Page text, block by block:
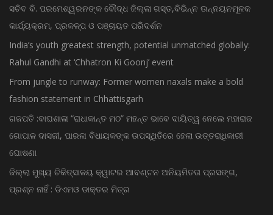
ସଚିବ ବି. ପରମେଶ୍ୱରନଙ୍କ ବୌଦ୍ଧ ଜିଲ୍ଲା ଗସ୍ତ,ବିଭିନ୍ନ ଉନ୍ନୟନମୂଳକ
କାର୍ଯ୍ୟକ୍ରମ, ପ୍ରକଳ୍ପ ଓ ପଞ୍ଚାୟତ ପରିଦର୍ଶନ
India’s youth greatest strength, potential unmatched globally:
Rahul Gandhi at ‘Chhatron Ki Goonj’ event
From jungle to runway: Former women naxals make a bold
fashion statement in Chhattisgarh
ଗଜପତି :ବାଘଶାଳା “ରାଧାକାନ୍ତ ମଠ” ମହନ୍ତ ଭାବେ ଦାୟିତ୍ୱ ନେଲେ ମହାରାଜ
ଗୋପାଳ ଦାସଜୀ, ପାରଳା ବିଧାୟକଙ୍କ ଉପସ୍ଥିତିରେ ହେଲା ଉତ୍ତରାଧିକାରୀ
ଘୋଷଣା
ଜିଲ୍ଲା ମୁଖ୍ୟ ଚିକିତ୍ସାଳୟ କ୍ୱାଟର ଆବଣ୍ଟନ ଅନିୟମିତତା ପ୍ରସଙ୍ଗ,
ପ୍ରଶ୍ନ ନାହିଁ : ଡିଏମଓ ଡାକ୍ତର ମିତ୍ର